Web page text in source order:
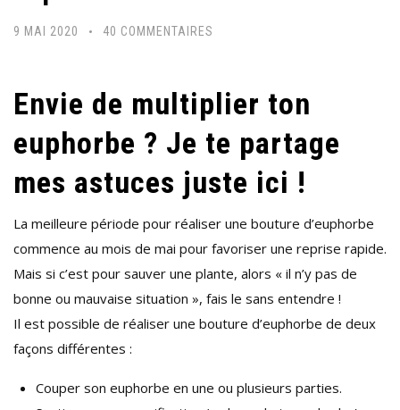
9 MAI 2020 40 COMMENTAIRES
BOUTURER
EUPHORBE
!
Envie de multiplier ton
euphorbe ? Je te partage
mes astuces juste ici !
La meilleure période pour réaliser une bouture d’euphorbe
commence au mois de mai pour favoriser une reprise rapide.
Mais si c’est pour sauver une plante, alors « il n’y pas de
bonne ou mauvaise situation », fais le sans entendre !
Il est possible de réaliser une bouture d’euphorbe de deux
façons différentes :
Couper son euphorbe en une ou plusieurs parties.